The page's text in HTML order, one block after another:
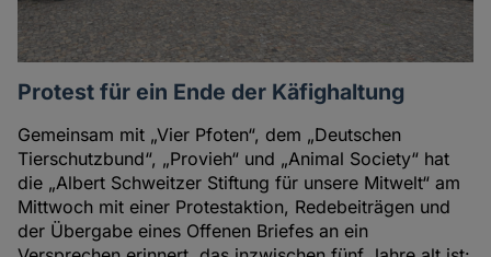
Protest für ein Ende der Käfighaltung
Gemeinsam mit „Vier Pfoten“, dem „Deutschen
Tierschutzbund“, „Provieh“ und „Animal Society“ hat
die „Albert Schweitzer Stiftung für unsere Mitwelt“ am
Mittwoch mit einer Protestaktion, Redebeiträgen und
der Übergabe eines Offenen Briefes an ein